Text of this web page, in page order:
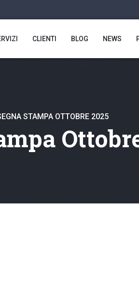
CLIENTI BLOG NEWS
STAMPA OTTOBRE 2025